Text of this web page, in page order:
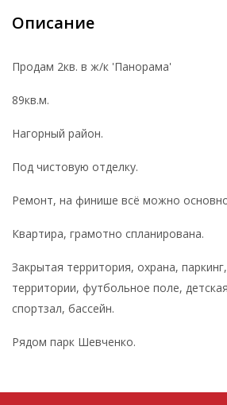
Описание
Продам 2кв. в ж/к 'Панорама'
89кв.м.
Нагорный район.
Под чистовую отделку.
Ремонт, на финише всё можно
Квартира, грамотно спланирована.
Закрытая территория, охрана,
территории, футбольное поле,
спортзал, бассейн.
Рядом парк Шевченко.